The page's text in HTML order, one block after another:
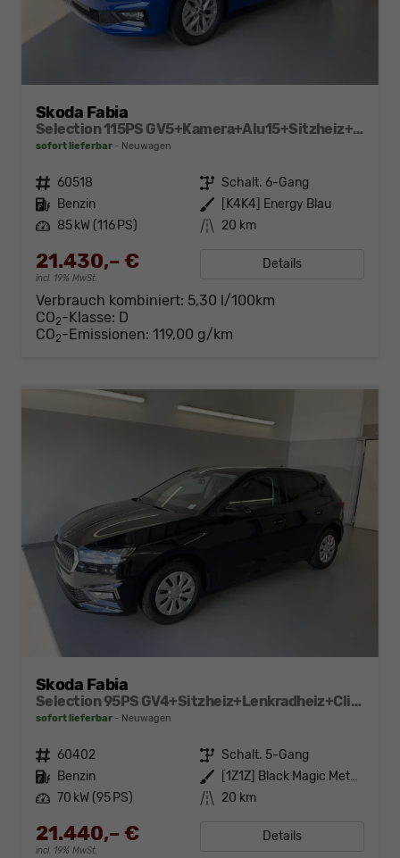
Skoda Fabia
Selection 115PS GV5+Kamera+Alu15+Sitzheiz+Sunset+Regensensor+AppConnect+LED
sofort lieferbar Neuwagen
Fahrzeugnr. 60518 Getriebe Schalt. 6-Gang
Kraftstoff Benzin Außenfarbe
[K4K4] Energy Blau
Leistung 85 kW (116 PS) Kilometerstand 20 km
21.430,– €
incl. 19% MwSt.
Details
Verbrauch kombiniert: 5,30 l/100km
CO2-Klasse: D
CO2-Emissionen: 119,00 g/km
Skoda Fabia
Selection 95PS GV4+Sitzheiz+Lenkradheiz+Climatronic+Sunset+AppConnect+PDC
sofort lieferbar Neuwagen
Fahrzeugnr. 60402 Getriebe Schalt. 5-Gang
Kraftstoff Benzin Außenfarbe
[1Z1Z] Black Magic Metallic
Leistung 70 kW (95 PS) Kilometerstand 20 km
21.440,– €
incl. 19% MwSt.
Details